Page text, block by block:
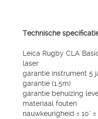
Technische
Leica Rugby CLA
laser
garantie instrument 5
garantie (1.5m)
garantie behuizing
materiaal fouten
nauwkeurigheid ± 10"